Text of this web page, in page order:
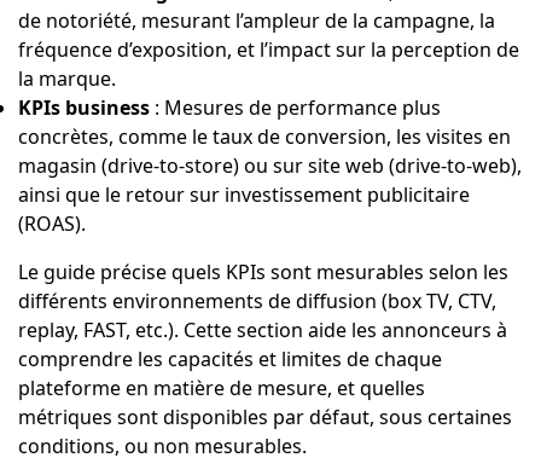
de notoriété, mesurant l’ampleur de la campagne, la
fréquence d’exposition, et l’impact sur la perception de
la marque.
KPIs business: Mesures de performance plus
concrètes, comme le taux de conversion, les visites en
magasin (drive-to-store) ou sur site web (drive-to-web),
ainsi que le retour sur investissement publicitaire
(ROAS).
Le guide précise quels KPIs sont mesurables selon les
différents environnements de diffusion (box TV, CTV,
replay, FAST, etc.). Cette section aide les annonceurs à
comprendre les capacités et limites de chaque
plateforme en matière de mesure, et quelles
métriques sont disponibles par défaut, sous certaines
conditions, ou non mesurables.